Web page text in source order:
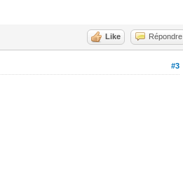
Like Répondre
#3